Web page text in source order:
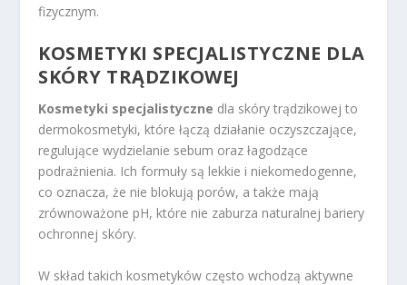
fizycznym.
KOSMETYKI SPECJALISTYCZNE DLA
SKÓRY TRĄDZIKOWEJ
Kosmetyki specjalistyczne dla skóry trądzikowej to
dermokosmetyki, które łączą działanie oczyszczające,
regulujące wydzielanie sebum oraz łagodzące
podrażnienia. Ich formuły są lekkie i niekomedogenne,
co oznacza, że nie blokują porów, a także mają
zrównoważone pH, które nie zaburza naturalnej bariery
ochronnej skóry.
W skład takich kosmetyków często wchodzą aktywne